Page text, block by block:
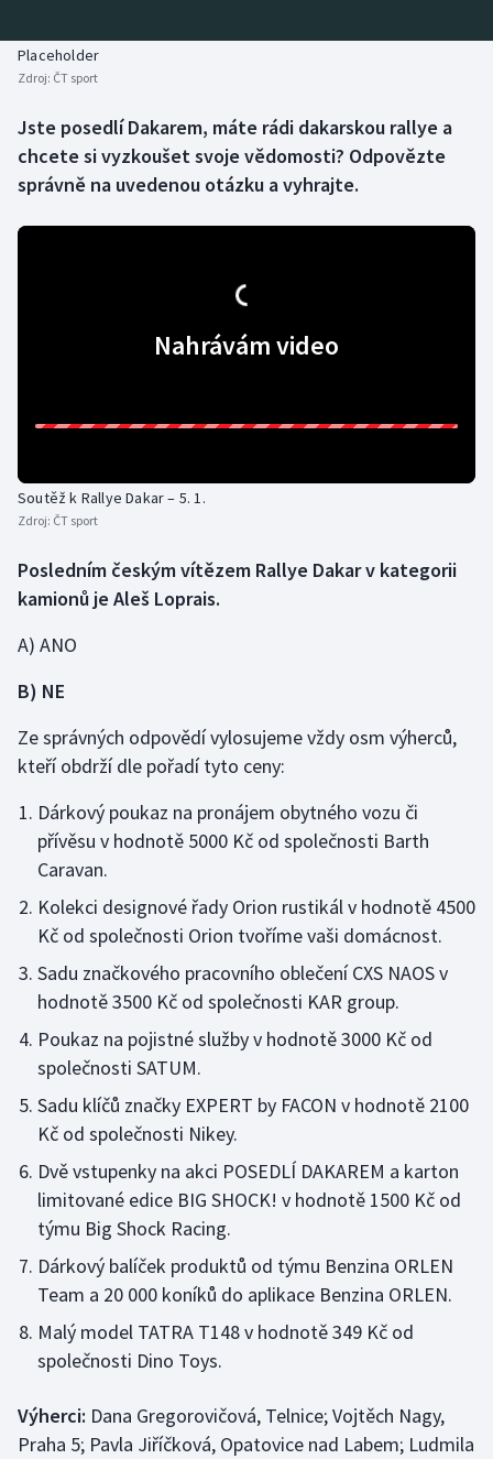
Basketbal
Biatlon
Boby a skeleton
Box
Golf
Házená
Jezdectví
Judo
Krasobruslení
Lezení
Lyže a snowboard
Moderní pětiboj
Motorsport
Parasport
Plavání
Plážový volejbal
Ragby
Rychlobruslení
Rychlostní kanoistika
Sportovní střelba
Historické návraty
Aplikace ČT sport
AZ kvíz
Placeholder
Zdroj: ČT sport
Jste posedlí Dakarem, máte rádi dakarskou rallye a
chcete si vyzkoušet svoje vědomosti? Odpovězte
správně na uvedenou otázku a vyhrajte.
Nahrávám video
Soutěž k Rallye Dakar – 5. 1.
Zdroj: ČT sport
Posledním českým vítězem Rallye Dakar v kategorii
kamionů je Aleš Loprais.
A) ANO
B) NE
Ze správných odpovědí vylosujeme vždy osm výherců,
kteří obdrží dle pořadí tyto ceny:
Dárkový poukaz na pronájem obytného vozu či
přívěsu v hodnotě 5000 Kč od společnosti Barth
Caravan.
Kolekci designové řady Orion rustikál v hodnotě 4500
Kč od společnosti Orion tvoříme vaši domácnost.
Sadu značkového pracovního oblečení CXS NAOS v
hodnotě 3500 Kč od společnosti KAR group.
Poukaz na pojistné služby v hodnotě 3000 Kč od
společnosti SATUM.
Sadu klíčů značky EXPERT by FACON v hodnotě 2100
Kč od společnosti Nikey.
Dvě vstupenky na akci POSEDLÍ DAKAREM a karton
limitované edice BIG SHOCK! v hodnotě 1500 Kč od
týmu Big Shock Racing.
Dárkový balíček produktů od týmu Benzina ORLEN
Team a 20 000 koníků do aplikace Benzina ORLEN.
Malý model TATRA T148 v hodnotě 349 Kč od
společnosti Dino Toys.
Výherci: Dana Gregorovičová, Telnice; Vojtěch Nagy,
Praha 5; Pavla Jiříčková, Opatovice nad Labem; Ludmila